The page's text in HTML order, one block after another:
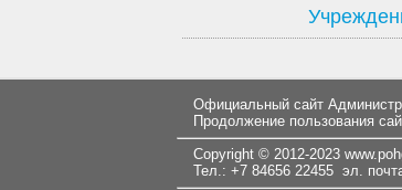
Официальный сайт
Продолжение пользования
Copyright © 2012-2023
Тел.: +7 84656 22455 эл.